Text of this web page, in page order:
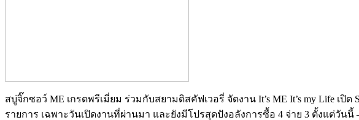
สบู่จิ๊กซอว์ ME เกรดพรีเมี่ยม ร่วมกับสยามดิสคัฟเวอรี่ จัดงาน It’s ME It’s my Life
รายการ เฉพาะวันเปิดงานที่ผ่านมา และยังมีโปรสุดปังอลังการซื้อ 4 จ่าย 3 ตั้งแต่วัน